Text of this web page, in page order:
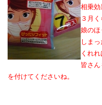
相乗効
３月
娘のほ
しま
くれ
皆さ
を付けてくださいね。